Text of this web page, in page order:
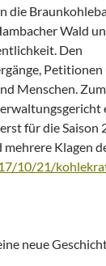
die
Wald
Den
Menschen.
für die Saison
Klagen
10/21/
neue